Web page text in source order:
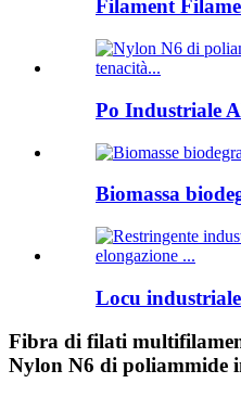
Filament
Po Industriale
Biomassa
Locu
Fibra di filati
Nylon N6 di poliammide